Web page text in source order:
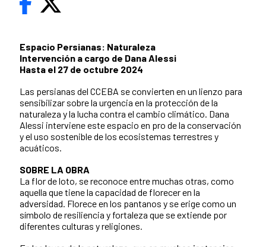
Espacio Persianas: Naturaleza
Intervención a cargo de Dana Alessi
Hasta el 27 de octubre 2024
Las persianas del CCEBA se convierten en un lienzo para
sensibilizar sobre la urgencia en la protección de la
naturaleza y la lucha contra el cambio climático. Dana
Alessi interviene este espacio en pro de la conservación
y el uso sostenible de los ecosistemas terrestres y
acuáticos.
SOBRE LA OBRA
La flor de loto, se reconoce entre muchas otras, como
aquella que tiene la capacidad de florecer en la
adversidad. Florece en los pantanos y se erige como un
símbolo de resiliencia y fortaleza que se extiende por
diferentes culturas y religiones.